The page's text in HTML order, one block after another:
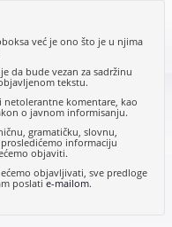
već je ono što je u njima
da bude vezan za sadržinu
tekstu.
komentare, kao
o javnom informisanju.
gramatičku, slovnu,
informaciju
objaviti.
objavljivati, sve predloge
poslatie-mailom.